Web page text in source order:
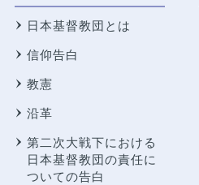
日本基督教団とは
信仰告白
教憲
沿革
第二次大戦下における
日本基督教団の責任に
ついての告白